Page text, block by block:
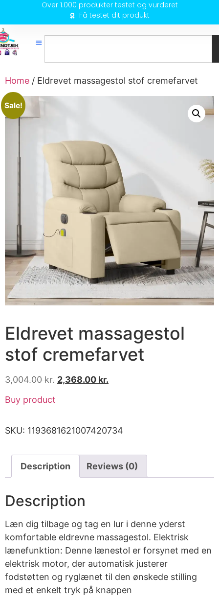
Over 1.000 produkter testet og vurderet
Få testet dit produkt
Home / Eldrevet massagestol stof cremefarvet
Sale!
Eldrevet massagestol
stof cremefarvet
3,004.00kr. 2,368.00 kr.
Buy product
SKU: 1193681621007420734
Description Reviews (0)
Description
Læn dig tilbage og tag en lur i denne yderst
komfortable eldrevne massagestol. Elektrisk
lænefunktion: Denne lænestol er forsynet med en
elektrisk motor, der automatisk justerer
fodstøtten og ryglænet til den ønskede stilling
med et enkelt tryk på knappen